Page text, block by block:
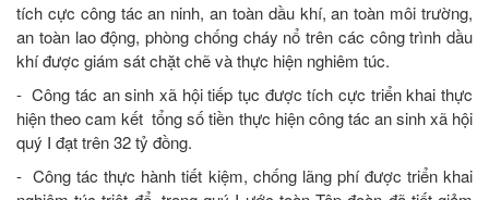
tích cực công tác an ninh, an toàn dầu khí, an toàn môi trường,
an toàn lao động, phòng chống cháy nổ trên các công trình dầu
khí được giám sát chặt chẽ và thực hiện nghiêm túc.
- Công tác an sinh xã hội tiếp tục được tích cực triển khai thực
hiện theo cam kết tổng số tiền thực hiện công tác an sinh xã hội
quý I đạt trên 32 tỷ đồng.
- Công tác thực hành tiết kiệm, chống lãng phí được triển khai